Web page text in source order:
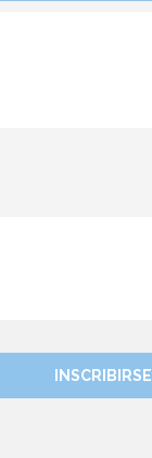
INSCRIBIRSE